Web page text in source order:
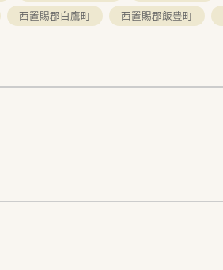
西置賜郡白鷹町 西置賜郡飯豊町